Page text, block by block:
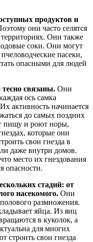
продуктов и
они часто селятся
Они также
соки. Они могут
пасеки,
опасными для людей
связаны. Они
ось самка
активность начинается
до самых поздних
пищу и роют норы,
которые они
свои гнезда в
даже внутри домов.
место их гнездования
опасности.
стадий: от
насекомого. Они
размножения.
яйца. Из яиц
в куколок, а
для многих
строить свои гнезда